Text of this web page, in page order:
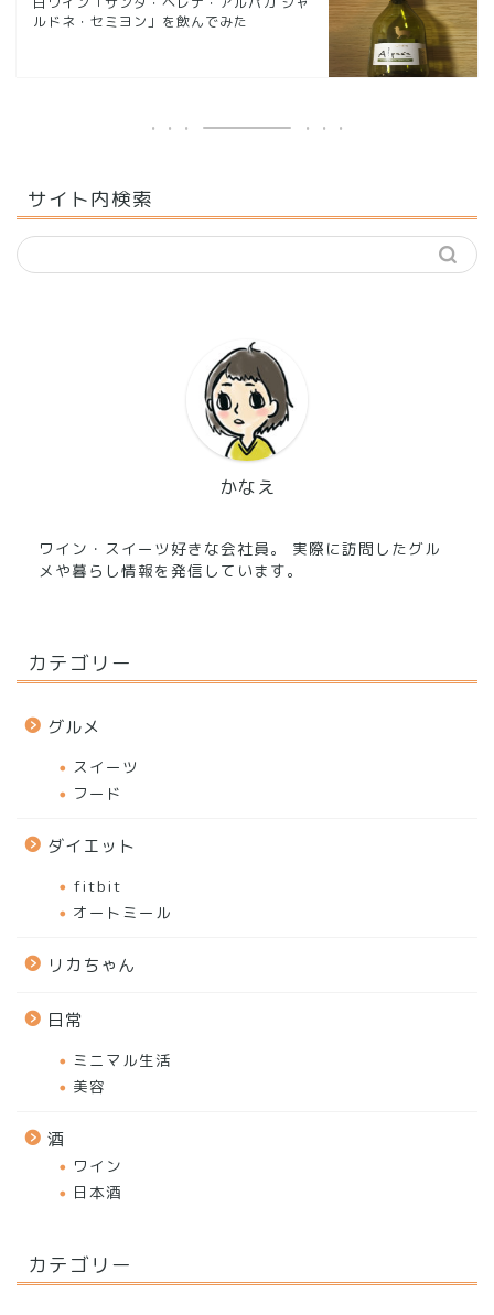
ルドネ・セミヨン」を飲んでみた
サイト内検索
かなえ
ワイン・スイーツ好きな会社員。 実際に訪問したグル
メや暮らし情報を発信しています。
カテゴリー
グルメ
スイーツ
フード
ダイエット
fitbit
オートミール
リカちゃん
日常
ミニマル生活
美容
酒
ワイン
日本酒
カテゴリー